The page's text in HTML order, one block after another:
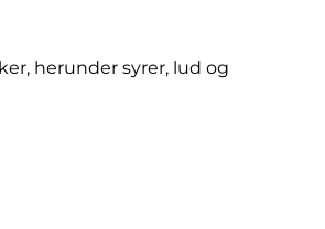
herunder syrer, lud og